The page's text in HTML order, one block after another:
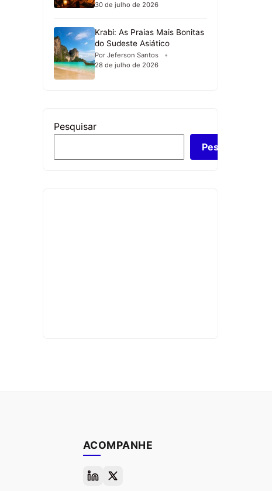
30 de julho de 2026
Krabi: As Praias Mais Bonitas
do Sudeste Asiático
Por Jeferson Santos
28 de julho de 2026
Pesquisar
Pesquisar
ACOMPANHE